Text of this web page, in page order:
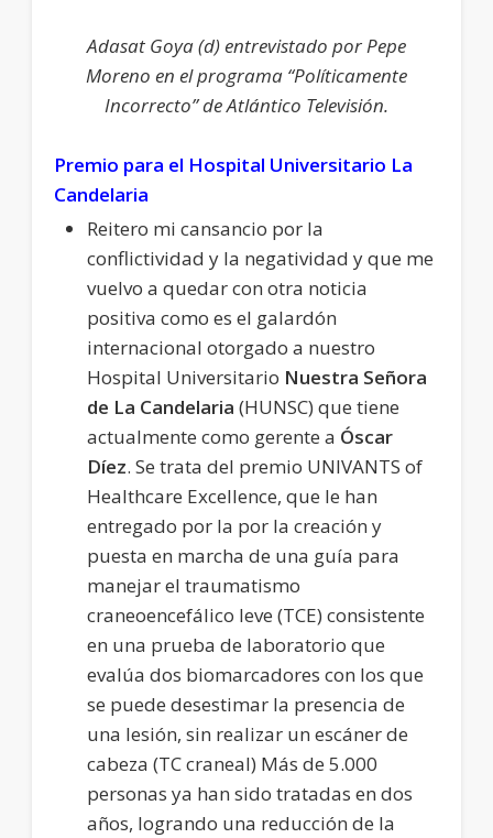
Adasat Goya (d) entrevistado por Pepe
Moreno en el programa “Políticamente
Incorrecto” de Atlántico Televisión.
Premio para el Hospital Universitario La
Candelaria
Reitero mi cansancio por la
conflictividad y la negatividad y que me
vuelvo a quedar con otra noticia
positiva como es el galardón
internacional otorgado a nuestro
Hospital Universitario Nuestra Señora
de La Candelaria (HUNSC) que tiene
actualmente como gerente a Óscar
Díez. Se trata del premio UNIVANTS of
Healthcare Excellence, que le han
entregado por la por la creación y
puesta en marcha de una guía para
manejar el traumatismo
craneoencefálico leve (TCE) consistente
en una prueba de laboratorio que
evalúa dos biomarcadores con los que
se puede desestimar la presencia de
una lesión, sin realizar un escáner de
cabeza (TC craneal) Más de 5.000
personas ya han sido tratadas en dos
años, logrando una reducción de la